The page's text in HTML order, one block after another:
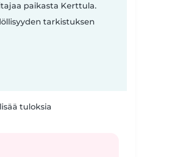
paikasta Kerttula.
tarkistuksen
tuloksia